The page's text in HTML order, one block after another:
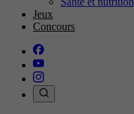
Jeux
Concours